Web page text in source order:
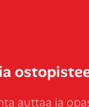
auttaa ja